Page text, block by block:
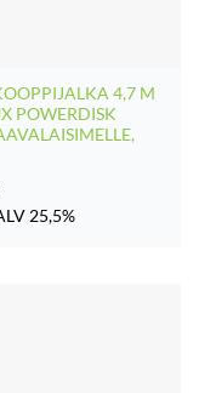
4,7 M
POWERDISK
25,5%